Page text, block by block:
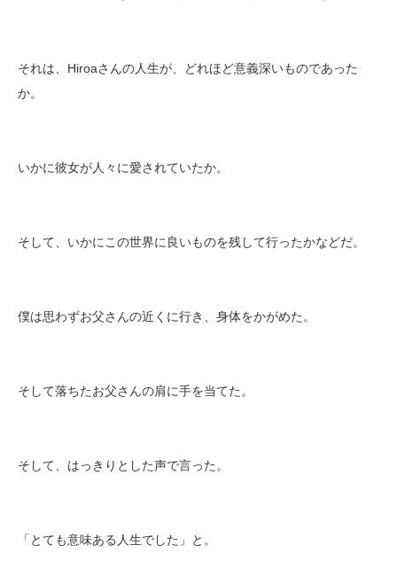
それは、Hiroaさんの人生が、どれほど意義深いものであった
か。
いかに彼女が人々に愛されていたか。
そして、いかにこの世界に良いものを残して行ったかなどだ。
僕は思わずお父さんの近くに行き、身体をかがめた。
そして落ちたお父さんの肩に手を当てた。
そして、はっきりとした声で言った。
「とても意味ある人生でした」と。